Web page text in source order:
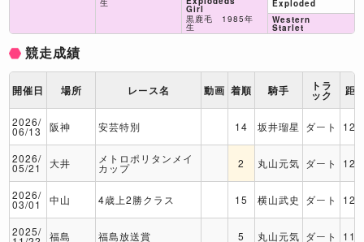
生
Girl
黒鹿毛 1985年
生
Exploded
Western
Starlet
競走成績
開催日 場所 レース名 動画 着順 騎手 トラ
ック 距
2026/
06/13 阪神 安芸特別 14 坂井瑠星 ダート
2026/
05/21 大井 メトロポリタンメイ
カップ 2 丸山元気 ダート
2026/
03/01 中山 4歳上2勝クラス 15 横山武史 ダート
2025/ 福島 福島放送賞 5 丸山元気 ダート